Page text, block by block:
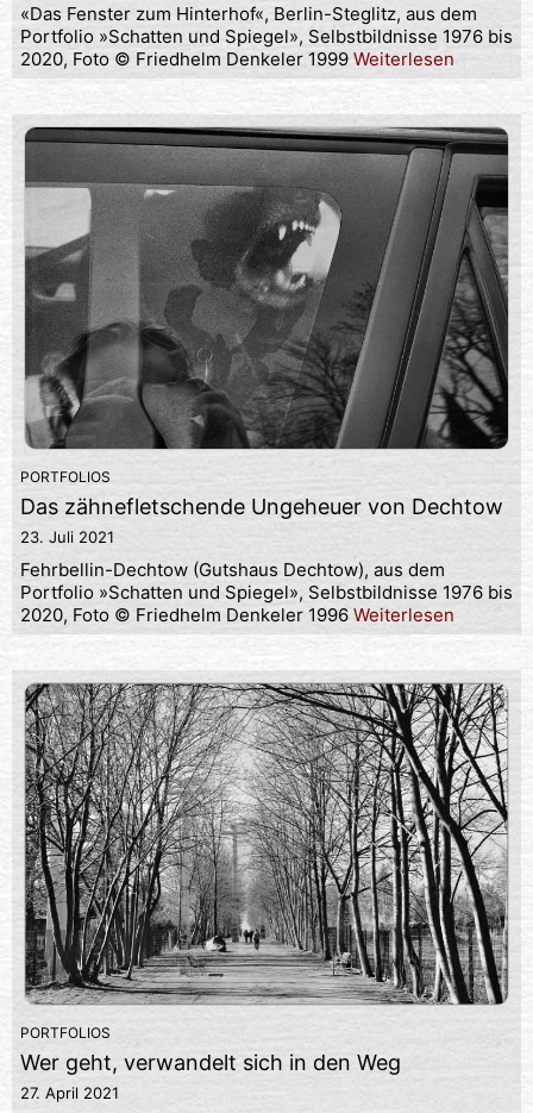
«Das Fenster zum Hinterhof«, Berlin-Steglitz, aus dem
Portfolio »Schatten und Spiegel», Selbstbildnisse 1976 bis
2020, Foto © Friedhelm Denkeler 1999 Weiterlesen
PORTFOLIOS
Das zähnefletschende Ungeheuer von Dechtow
23. Juli 2021
Fehrbellin-Dechtow (Gutshaus Dechtow), aus dem
Portfolio »Schatten und Spiegel», Selbstbildnisse 1976 bis
2020, Foto © Friedhelm Denkeler 1996 Weiterlesen
PORTFOLIOS
Wer geht, verwandelt sich in den Weg
27. April 2021